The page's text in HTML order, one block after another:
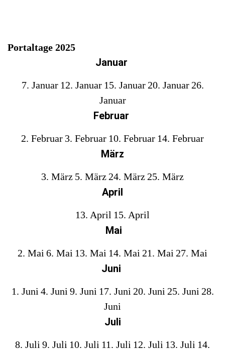
Portaltage 2025
Januar
7. Januar 12. Januar 15. Januar 20. Januar 26.
Januar
Februar
2. Februar 3. Februar 10. Februar 14. Februar
März
3. März 5. März 24. März 25. März
April
13. April 15. April
Mai
2. Mai 6. Mai 13. Mai 14. Mai 21. Mai 27. Mai
Juni
1. Juni 4. Juni 9. Juni 17. Juni 20. Juni 25. Juni 28.
Juni
Juli
8. Juli 9. Juli 10. Juli 11. Juli 12. Juli 13. Juli 14.